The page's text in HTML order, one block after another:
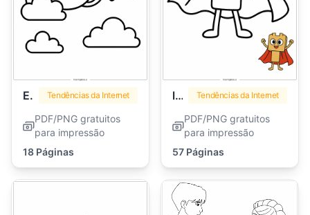
Emoji Tendências da Internet
PDF/PNG gratuitos
para impressão
18 Páginas
lankybox Tendências da Internet
PDF/PNG gratuitos
para impressão
57 Páginas